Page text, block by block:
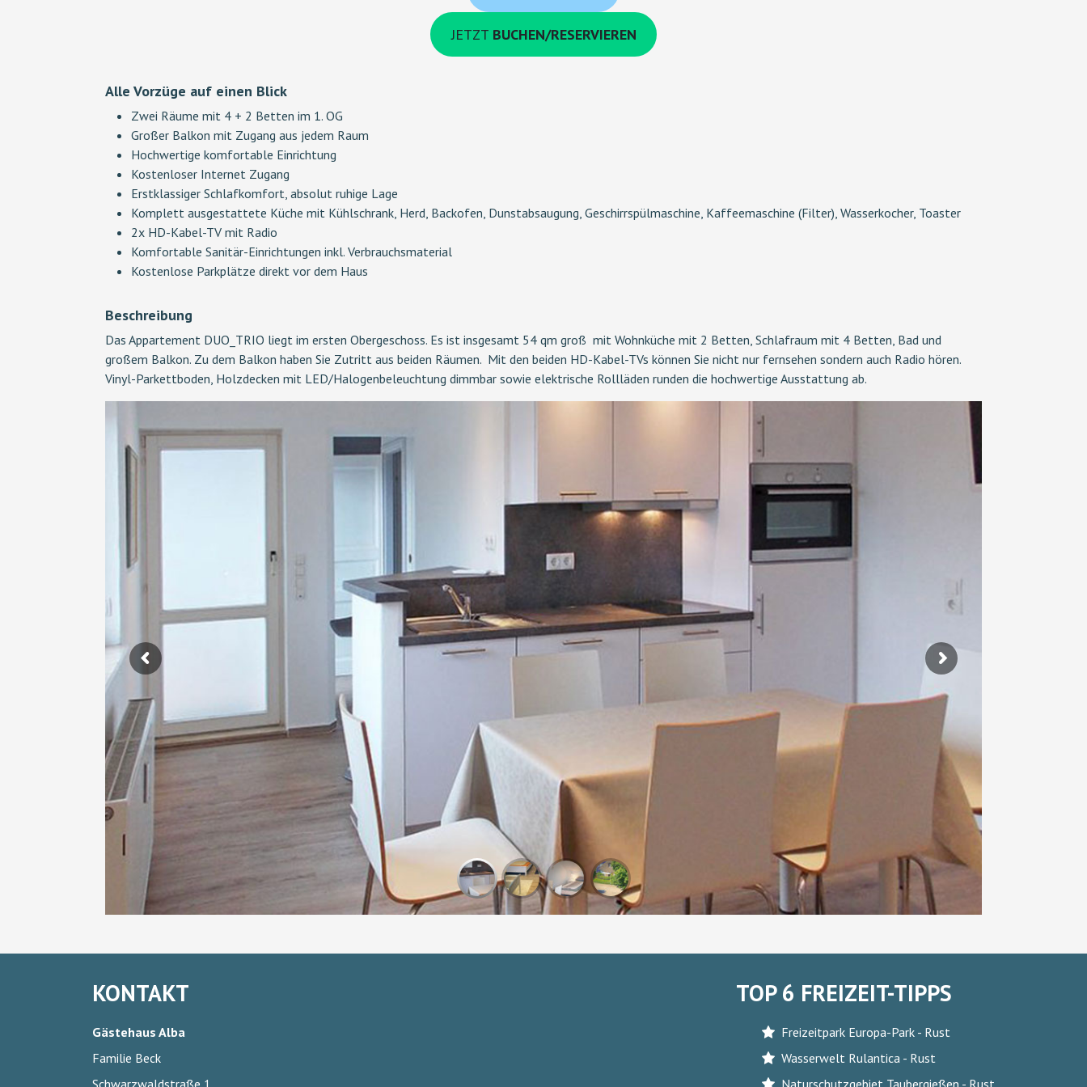
JETZT BUCHEN/RESERVIEREN
Alle Vorzüge auf einen Blick
Zwei Räume mit 4 + 2 Betten im 1. OG
Großer Balkon mit Zugang aus jedem Raum
Hochwertige komfortable Einrichtung
Kostenloser Internet Zugang
Erstklassiger Schlafkomfort, absolut ruhige Lage
Komplett ausgestattete Küche mit Kühlschrank, Herd, Backofen, Dunstabsaugung, Geschirrspülmaschine, Kaffeemaschine (Filter), Wasserkocher, Toaster
2x HD-Kabel-TV mit Radio
Komfortable Sanitär-Einrichtungen inkl. Verbrauchsmaterial
Kostenlose Parkplätze direkt vor dem Haus
Beschreibung
Das Appartement DUO_TRIO liegt im ersten Obergeschoss. Es ist insgesamt 54 qm groß mit Wohnküche mit 2 Betten, Schlafraum mit 4 Betten, Bad und
großem Balkon. Zu dem Balkon haben Sie Zutritt aus beiden Räumen. Mit den beiden HD-Kabel-TVs können Sie nicht nur fernsehen sondern auch Radio hören.
Vinyl-Parkettboden, Holzdecken mit LED/Halogenbeleuchtung dimmbar sowie elektrische Rollläden runden die hochwertige Ausstattung ab.
KONTAKT
Gästehaus Alba
Familie Beck
Schwarzwaldstraße 1
TOP 6 FREIZEIT-TIPPS
Freizeitpark Europa-Park - Rust
Wasserwelt Rulantica - Rust
Naturschutzgebiet Taubergießen - Rust